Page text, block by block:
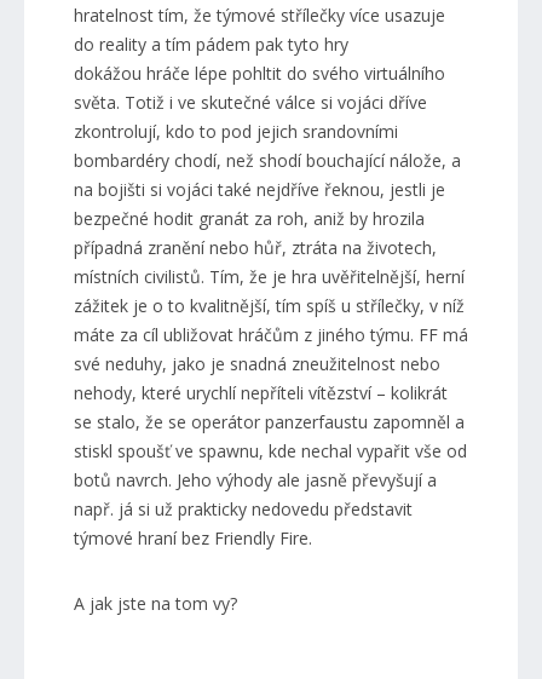
hratelnost tím, že týmové střílečky více usazuje
do reality a tím pádem pak tyto hry
dokážou hráče lépe pohltit do svého virtuálního
světa. Totiž i ve skutečné válce si vojáci dříve
zkontrolují, kdo to pod jejich srandovními
bombardéry chodí, než shodí bouchající nálože, a
na bojišti si vojáci také nejdříve řeknou, jestli je
bezpečné hodit granát za roh, aniž by hrozila
případná zranění nebo hůř, ztráta na životech,
místních civilistů. Tím, že je hra uvěřitelnější, herní
zážitek je o to kvalitnější, tím spíš u střílečky, v níž
máte za cíl ubližovat hráčům z jiného týmu. FF má
své neduhy, jako je snadná zneužitelnost nebo
nehody, které urychlí nepříteli vítězství – kolikrát
se stalo, že se operátor panzerfaustu zapomněl a
stiskl spoušť ve spawnu, kde nechal vypařit vše od
botů navrch. Jeho výhody ale jasně převyšují a
např. já si už prakticky nedovedu představit
týmové hraní bez Friendly Fire.
A jak jste na tom vy?